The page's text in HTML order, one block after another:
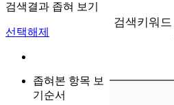
검색결과 좁혀 보기
선택해제
좁혀본 항목 보
기순서
검색키워드